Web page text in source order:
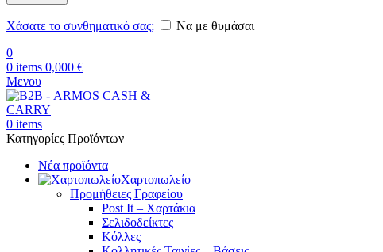
Χάσατε το συνθηματικό σας;
Να με θυμάσαι
0
0 items 0,000 €
Μενου
0 items
Κατηγορίες Προϊόντων
Νέα προϊόντα
Χαρτοπωλείο
Προμήθειες Γραφείου
Post It – Χαρτάκια
Σελιδοδείκτες
Κόλλες